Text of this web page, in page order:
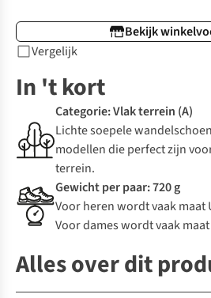
Bekijk
Vergelijk
In 't kort
Categorie: Vlak terrein (A)
Lichte soepele
modellen die perfect zijn
terrein.
Gewicht per paar: 720 g
Voor heren wordt vaak maat
Voor dames wordt vaak maat
Alles over dit